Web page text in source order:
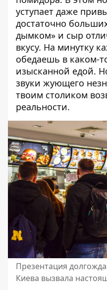
уступает даже
достаточно
дымком» и сыр
вкусу. На минутку
обедаешь в каком-
изысканной едой.
звуки жующего
твоим столиком
реальности.
Презентация
Киева вызвала